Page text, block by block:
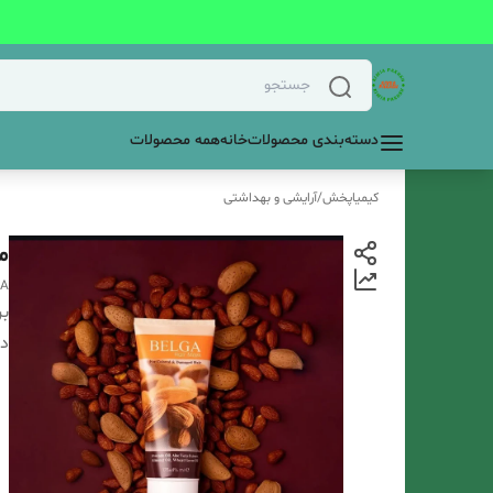
دسته‌بندی محصولاتخانههمه محصولات
کیمیاپخش/آرایشی و بهداشتی